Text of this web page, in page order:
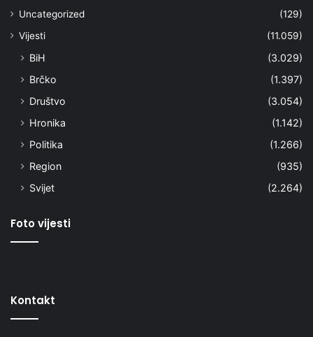
Uncategorized
(129)
Vijesti
(11.059)
BiH
(3.029)
Brčko
(1.397)
Društvo
(3.054)
Hronika
(1.142)
Politika
(1.266)
Region
(935)
Svijet
(2.264)
Foto vijesti
Kontakt